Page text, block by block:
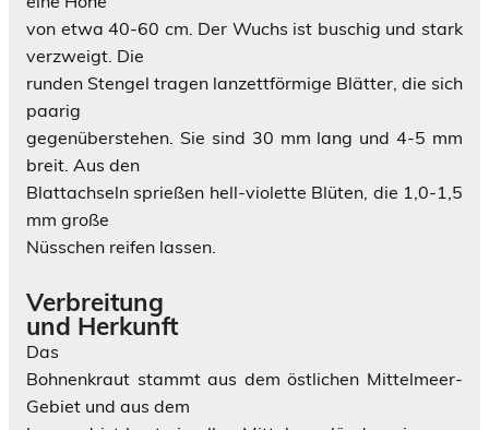
von etwa 40-60 cm. Der Wuchs ist buschig und stark
verzweigt. Die
runden Stengel tragen lanzettförmige Blätter, die sich
paarig
gegenüberstehen. Sie sind 30 mm lang und 4-5 mm
breit. Aus den
Blattachseln sprießen hell-violette Blüten, die 1,0-1,5
mm große
Nüsschen reifen lassen.
Verbreitung
und Herkunft
Das
Bohnenkraut stammt aus dem östlichen Mittelmeer-
Gebiet und aus dem